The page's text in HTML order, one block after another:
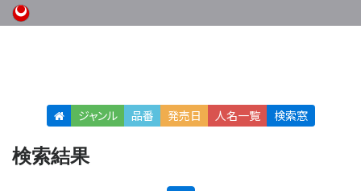
ジャンル 品番 発売日 人名一覧 検索窓
検索結果